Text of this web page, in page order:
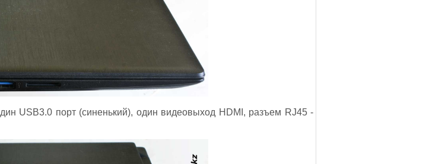
USB3.0 порт (синенький), один видеовыход HDMI, разъем RJ45 -